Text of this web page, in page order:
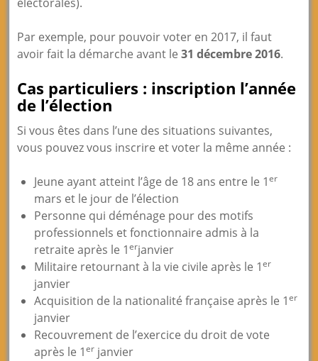
Par exemple, pour pouvoir voter en 2017, il faut
avoir fait la démarche avant le31 décembre 2016.
Cas particuliers : inscription l’année
de l’élection
Si vous êtes dans l’une des situations suivantes,
vous pouvez vous inscrire et voter la même année :
Jeune ayant atteint l’âge de 18 ans entre le 1er
mars et le jour de l’élection
Personne qui déménage pour des motifs
professionnels et fonctionnaire admis à la
retraite après le 1erjanvier
Militaire retournant à la vie civile après le 1er
janvier
Acquisition de la nationalité française après le 1er
janvier
Recouvrement de l’exercice du droit de vote
après le 1er janvier